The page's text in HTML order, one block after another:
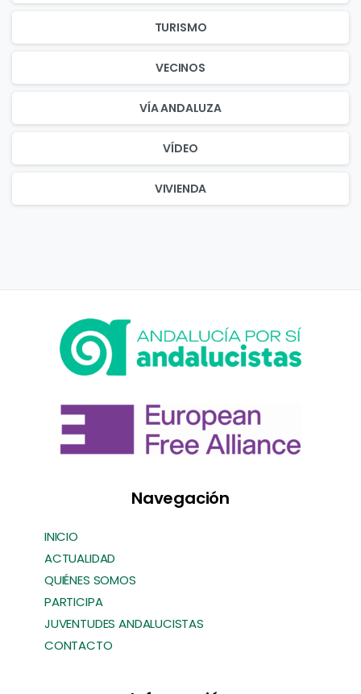
TURISMO
VECINOS
VÍA ANDALUZA
VÍDEO
VIVIENDA
Navegación
INICIO
ACTUALIDAD
QUIÉNES SOMOS
PARTICIPA
JUVENTUDES ANDALUCISTAS
CONTACTO